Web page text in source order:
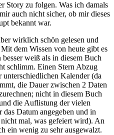
Story zu folgen. Was ich damals
auch nicht sicher, ob mir dieses
bekannt war.
wirklich schön gelesen und
dem Wissen von heute gibt es
weiß als in diesem Buch
schlimm. Einen Stern Abzug
Kalender (da
die Dauer zwischen 2 Daten
nicht in diesem Buch
die Auflistung der vielen
Datum angegeben und in
mal, was gefeiert wird). An
ein wenig zu sehr ausgewalzt.